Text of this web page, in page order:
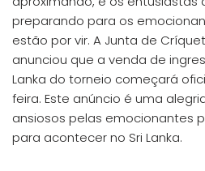
preparando para os
estão por vir. A Junta de
anunciou que a venda de
Lanka do torneio começará
feira. Este anúncio é uma
ansiosos pelas emocionantes
para acontecer no Sri Lanka.